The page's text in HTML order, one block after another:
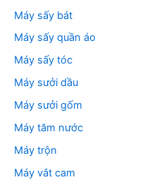
Máy sấy bát
Máy sấy quần áo
Máy sấy tóc
Máy sưởi dầu
Máy sưởi gốm
Máy tăm nước
Máy trộn
Máy vắt cam